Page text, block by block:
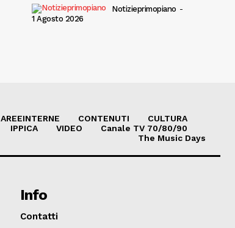
Notizieprimopiano -
1 Agosto 2026
AREEINTERNE CONTENUTI
CULTURA
IPPICA VIDEO
Canale TV 70/80/90
The Music Days
Info
Contatti